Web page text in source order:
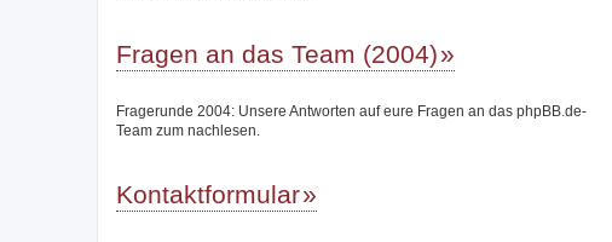
Fragen an das Team (2004)
Fragerunde 2004: Unsere Antworten auf eure Fragen an das phpBB.de-
Team zum nachlesen.
Kontaktformular